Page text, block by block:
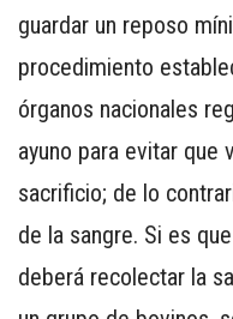
guardar un reposo
procedimiento
órganos nacionales
ayuno para evitar que
sacrificio; de lo
de la sangre. Si es
deberá recolectar la